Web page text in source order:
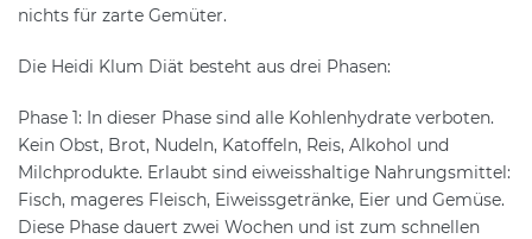
nichts für zarte Gemüter.
Die Heidi Klum Diät besteht aus drei Phasen:
Phase 1: In dieser Phase sind alle Kohlenhydrate verboten.
Kein Obst, Brot, Nudeln, Katoffeln, Reis, Alkohol und
Milchprodukte. Erlaubt sind eiweisshaltige Nahrungsmittel:
Fisch, mageres Fleisch, Eiweissgetränke, Eier und Gemüse.
Diese Phase dauert zwei Wochen und ist zum schnellen